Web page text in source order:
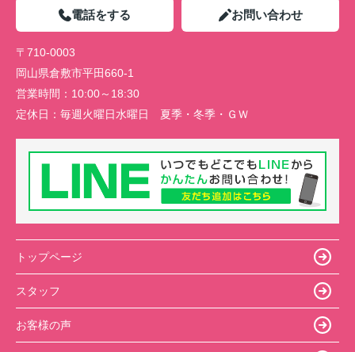
電話をする お問い合わせ
〒710-0003
岡山県倉敷市平田660-1
営業時間： 10:00～18:30
定休日： 毎週火曜日水曜日 夏季・冬季・ＧＷ
トップページ
スタッフ
お客様の声